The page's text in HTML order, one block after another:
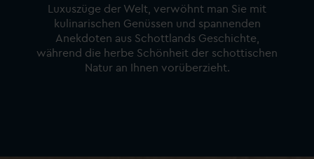
Luxuszüge der Welt, verwöhnt man Sie mit
kulinarischen Genüssen und spannenden
Anekdoten aus Schottlands Geschichte,
während die herbe Schönheit der schottischen
Natur an Ihnen vorüberzieht.